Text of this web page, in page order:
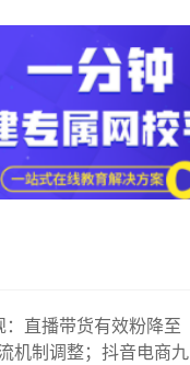
直播带货有效粉降至
机制调整；抖音电商九